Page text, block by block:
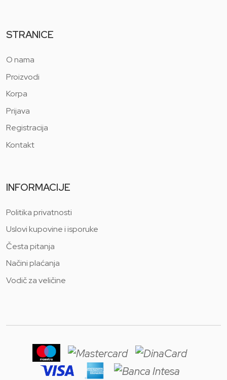
STRANICE
O nama
Proizvodi
Korpa
Prijava
Registracija
Kontakt
INFORMACIJE
Politika privatnosti
Uslovi kupovine i isporuke
Česta pitanja
Načini plaćanja
Vodič za veličine